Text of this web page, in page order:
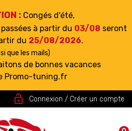
: Congés d'été,
à partir du 03/08 seront
du 25/08/2026.
que les mails)
de bonnes vacances
Promo-tuning.fr
lock_open Connexion / Créer un compte